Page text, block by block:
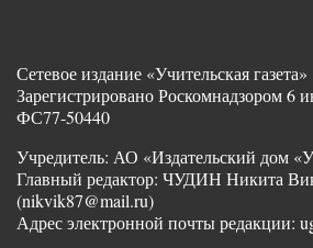
Сетевое издание «Учительская
Зарегистрировано Роскомнадзором 6
ФС77-50440
Учредитель: АО «Издательский дом
Главный редактор: ЧУДИН Никита
(nikvik87@mail.ru)
Адрес электронной почты редакции: